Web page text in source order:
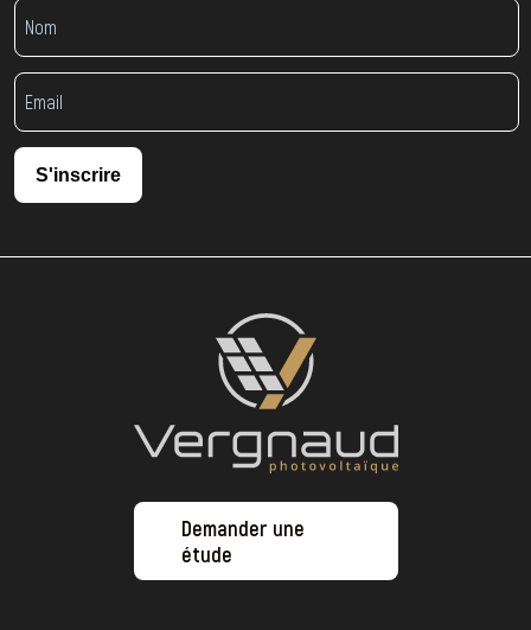
S'inscrire
Demander une
étude